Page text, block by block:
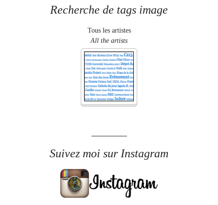
Recherche de tags image
Tous les artistes
All the artists
Suivez moi sur Instagram